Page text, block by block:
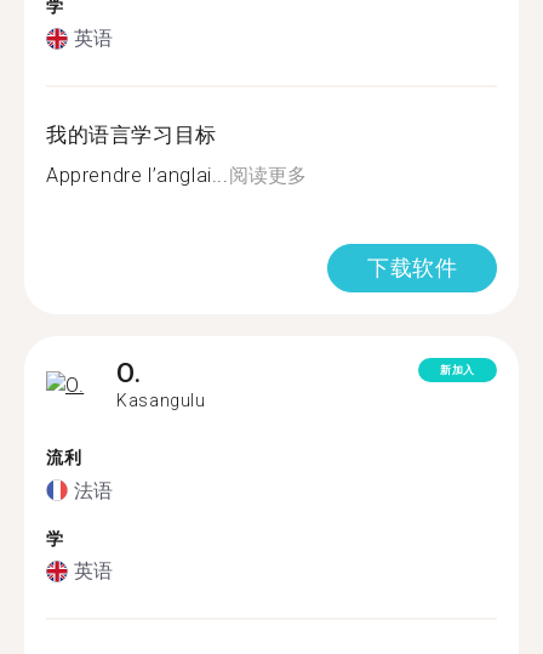
学
英语
我的语言学习目标
Apprendre l’anglai...阅读更多
下载软件
O.
Kasangulu
新加入
流利
法语
学
英语